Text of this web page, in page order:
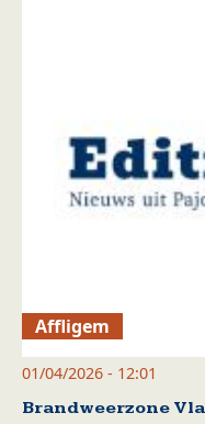
Affligem
01/04/2026 - 12:01
Brandweerzone